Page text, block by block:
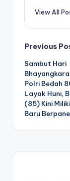
View All
Post
Previous
Sambut Hari
Polri Bedah
Layak Huni,
(85) Kini
Baru